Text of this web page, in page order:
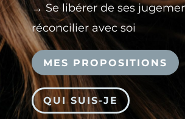
→Se libérer de ses
réconcilier avec soi
MES PROPOSITIONS
QUI SUIS-JE